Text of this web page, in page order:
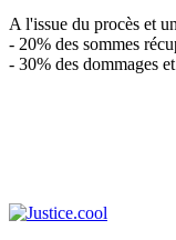
A l'issue du procès et
- 20% des sommes
- 30% des dommages